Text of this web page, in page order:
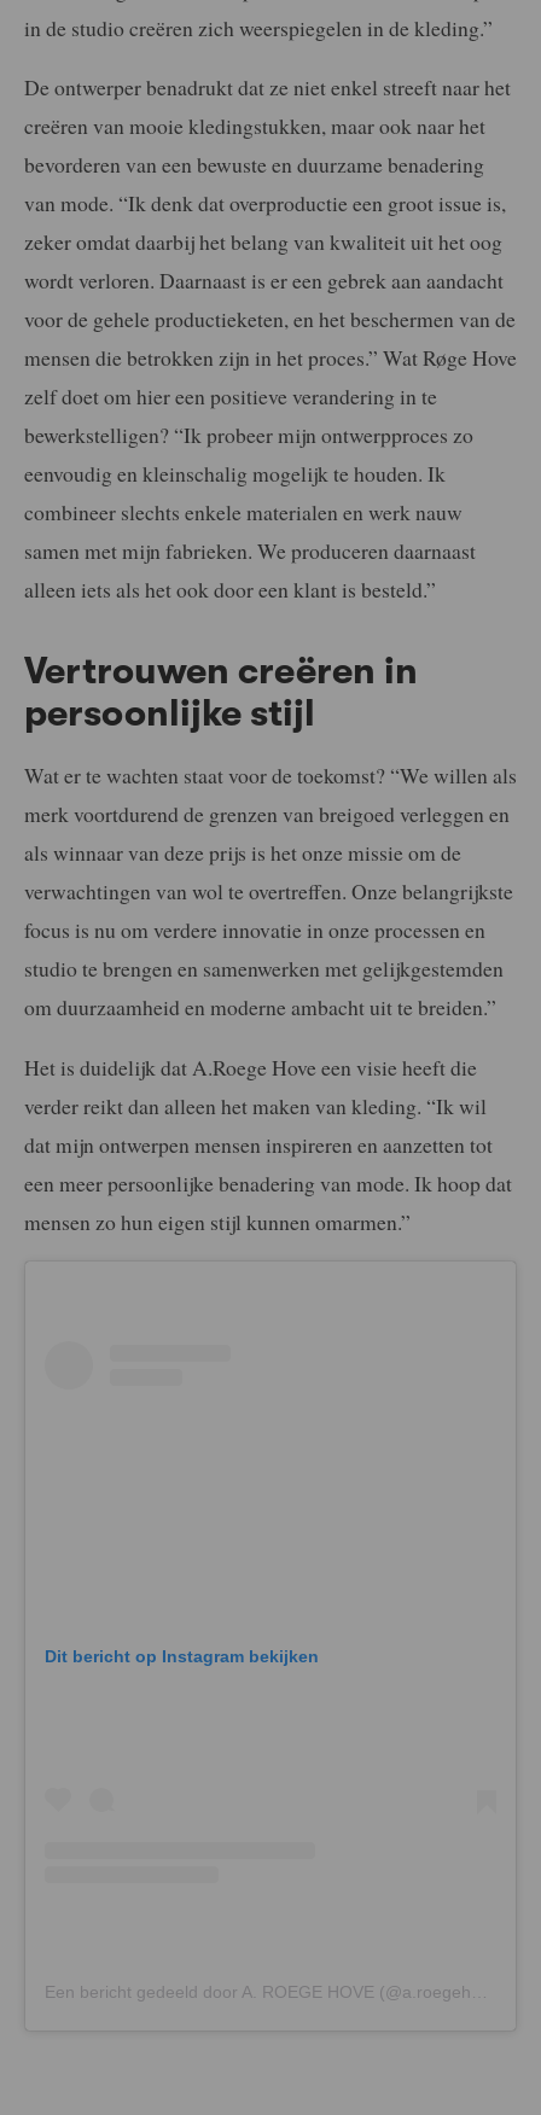
in de studio creëren zich weerspiegelen in de kleding.”
De ontwerper benadrukt dat ze niet enkel streeft naar het
creëren van mooie kledingstukken, maar ook naar het
bevorderen van een bewuste en duurzame benadering
van mode. “Ik denk dat overproductie een groot issue is,
zeker omdat daarbij het belang van kwaliteit uit het oog
wordt verloren. Daarnaast is er een gebrek aan aandacht
voor de gehele productieketen, en het beschermen van de
mensen die betrokken zijn in het proces.” Wat Røge Hove
zelf doet om hier een positieve verandering in te
bewerkstelligen? “Ik probeer mijn ontwerpproces zo
eenvoudig en kleinschalig mogelijk te houden. Ik
combineer slechts enkele materialen en werk nauw
samen met mijn fabrieken. We produceren daarnaast
alleen iets als het ook door een klant is besteld.”
Vertrouwen creëren in
persoonlijke stijl
Wat er te wachten staat voor de toekomst? “We willen als
merk voortdurend de grenzen van breigoed verleggen en
als winnaar van deze prijs is het onze missie om de
verwachtingen van wol te overtreffen. Onze belangrijkste
focus is nu om verdere innovatie in onze processen en
studio te brengen en samenwerken met gelijkgestemden
om duurzaamheid en moderne ambacht uit te breiden.”
Het is duidelijk dat A.Roege Hove een visie heeft die
verder reikt dan alleen het maken van kleding. “Ik wil
dat mijn ontwerpen mensen inspireren en aanzetten tot
een meer persoonlijke benadering van mode. Ik hoop dat
mensen zo hun eigen stijl kunnen omarmen.”
Dit bericht op Instagram bekijken